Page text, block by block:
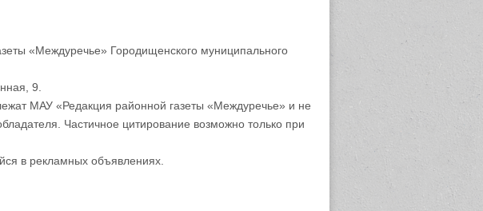
«Междуречье» Городищенского муниципального
9.
МАУ «Редакция районной газеты «Междуречье» и не
Частичное цитирование возможно только при
в рекламных объявлениях.